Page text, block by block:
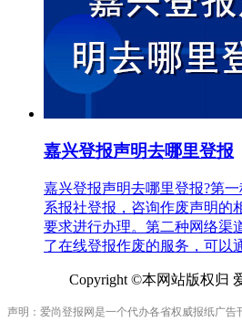
嘉兴登报声明去哪里登报
嘉兴登报声明去哪里登报?第
系报社登报，咨询作废声明的
要求进行办理。第二种网络渠
了在线登报作废的服务，可以
Copyright ©本网站版权归
声明：爱尚登报网是一个代办各省权威报纸广